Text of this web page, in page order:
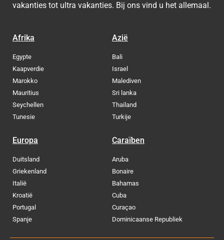
vakanties tot ultra vakanties. Bij ons vind u het allemaal.
Afrika
Egypte
Kaapverdie
Marokko
Mauritius
Seychellen
Tunesie
Azië
Bali
Israel
Malediven
Sri lanka
Thailand
Turkije
Europa
Duitsland
Griekenland
Italië
Kroatië
Portugal
Spanje
Caraïben
Aruba
Bonaire
Bahamas
Cuba
Curaçao
Dominicaanse Republiek